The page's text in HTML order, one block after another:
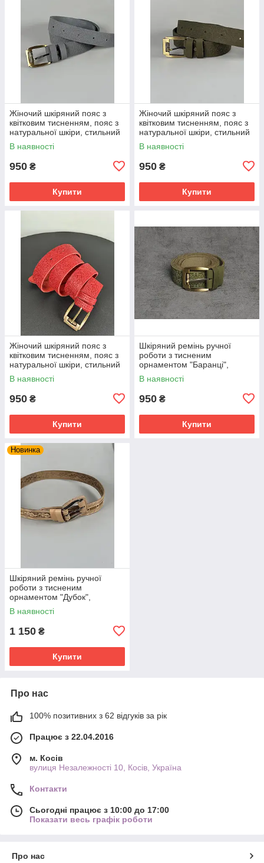
Жіночий шкіряний пояс з
квітковим тисненням, пояс з
натуральної шкіри, стильний
пояс для жінок, сірого
кольору
В наявності
950 ₴
Купити
Жіночий шкіряний пояс з
квітковим тисненням, пояс з
натуральної шкіри, стильний
пояс для жінок, оливкового
кольору
В наявності
950 ₴
Купити
Жіночий шкіряний пояс з
квітковим тисненням, пояс з
натуральної шкіри, стильний
пояс для жінок, червоного
кольору
В наявності
950 ₴
Купити
Шкіряний ремінь ручної
роботи з тисненим
орнаментом "Баранці",
натуральна шкіра 4 мм,
оливкового кольору
В наявності
950 ₴
Купити
Новинка
Шкіряний ремінь ручної
роботи з тисненим
орнаментом "Дубок",
натуральна шкіра 3,5 см,
бежевого кольору
В наявності
1 150 ₴
Купити
Про нас
100% позитивних з 62 відгуків за рік
Працює з 22.04.2016
м. Косів
вулиця Незалежності 10, Косів, Україна
Контакти
Сьогодні працює з 10:00 до 17:00
Показати весь графік роботи
Про нас